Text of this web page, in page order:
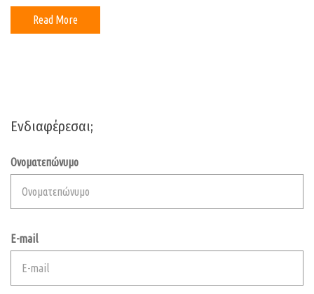
Read More
Ενδιαφέρεσαι;
Ονοματεπώνυμο
E-mail